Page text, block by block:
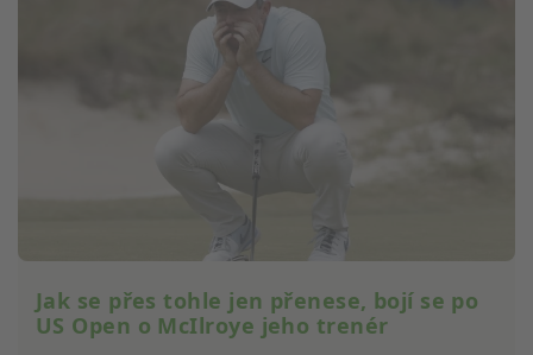
Jak se přes tohle jen přenese, bojí se po
US Open o McIlroye jeho trenér